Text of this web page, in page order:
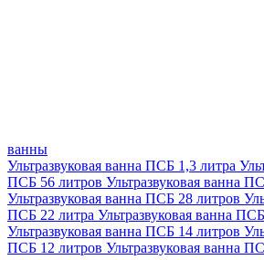
ванны
Ультразвуковая ванна ПСБ 1,3 литра
ПСБ 56 литров Ультразвуковая ванна
Ультразвуковая ванна ПСБ 28 литров
ПСБ 22 литра Ультразвуковая ванна
Ультразвуковая ванна ПСБ 14 литров
ПСБ 12 литров Ультразвуковая ванна